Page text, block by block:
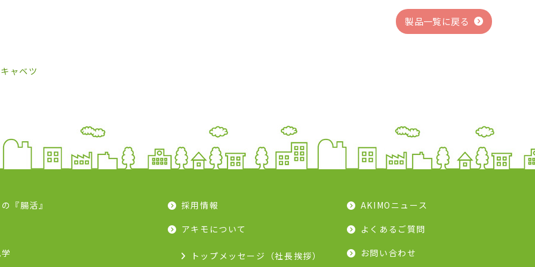
製品一覧に戻る
ャベツ
『腸活』
採用情報
アキモについて
トップメッセージ（社長挨拶）
AKIMOニュース
よくあるご質問
お問い合わせ